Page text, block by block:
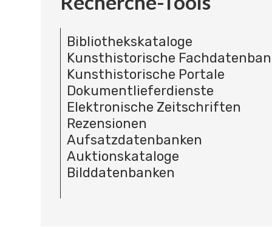
Bibliothekskataloge
Kunsthistorische
Kunsthistorische Portale
Dokumentlieferdienste
Elektronische Zeitschriften
Rezensionen
Aufsatzdatenbanken
Auktionskataloge
Bilddatenbanken